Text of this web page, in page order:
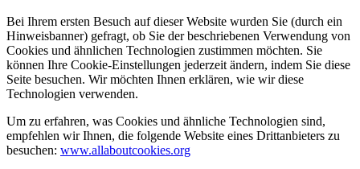
Bei Ihrem ersten Besuch auf dieser Website wurden Sie (durch ein
Hinweisbanner) gefragt, ob Sie der beschriebenen Verwendung von
Cookies und ähnlichen Technologien zustimmen möchten. Sie
können Ihre Cookie-Einstellungen jederzeit ändern, indem Sie diese
Seite besuchen. Wir möchten Ihnen erklären, wie wir diese
Technologien verwenden.
Um zu erfahren, was Cookies und ähnliche Technologien sind,
empfehlen wir Ihnen, die folgende Website eines Drittanbieters zu
besuchen: www.allaboutcookies.org